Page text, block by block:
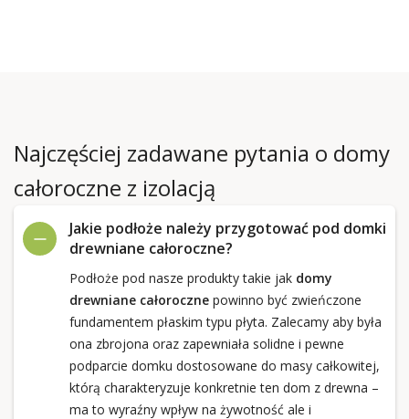
Najczęściej zadawane pytania o domy
całoroczne z izolacją
Jakie podłoże należy przygotować pod domki
drewniane całoroczne?
Podłoże pod nasze produkty takie jak domy
drewniane całorocznepowinno być zwieńczone
fundamentem płaskim typu płyta. Zalecamy aby była
ona zbrojona oraz zapewniała solidne i pewne
podparcie domku dostosowane do masy całkowitej,
którą charakteryzuje konkretnie ten dom z drewna –
ma to wyraźny wpływ na żywotność ale i